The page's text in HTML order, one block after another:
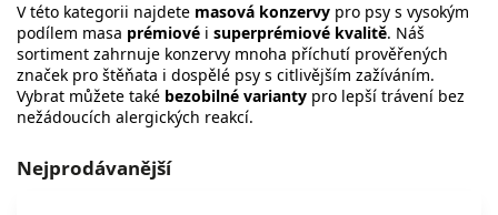
V této kategorii najdete masová konzervy pro psy s vysokým
podílem masa prémiové i superprémiové kvalitě. Náš
sortiment zahrnuje konzervy mnoha příchutí prověřených
značek pro štěňata i dospělé psy s citlivějším zažíváním.
Vybrat můžete také bezobilné varianty pro lepší trávení bez
nežádoucích alergických reakcí.
Nejprodávanější